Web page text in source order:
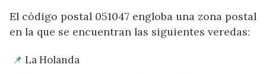
El código postal 051047 engloba una zona postal
en la que se encuentran las siguientes veredas:
La Holanda